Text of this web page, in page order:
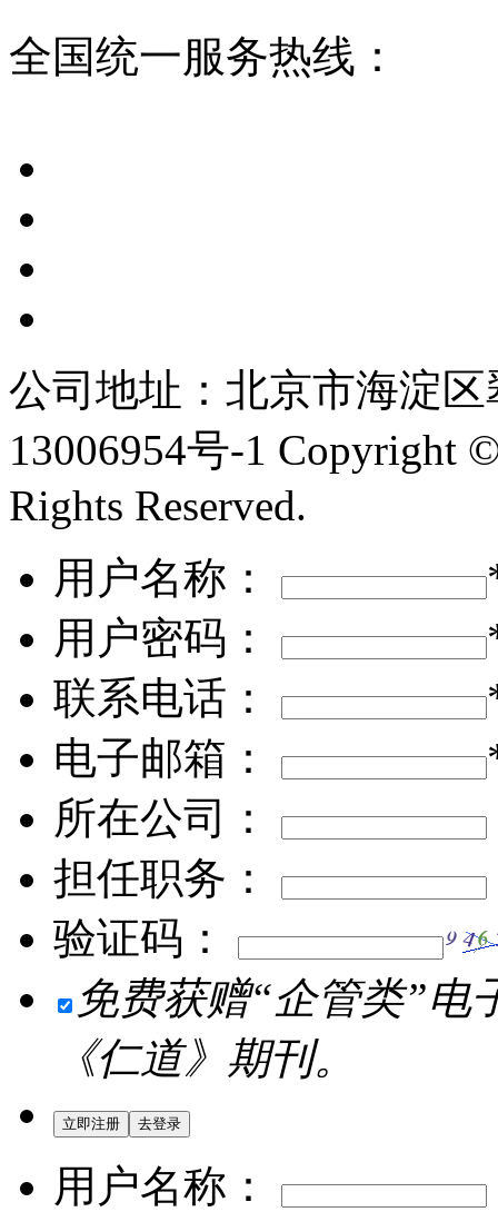
全国统一服务热线：
公司地址：北京市海淀
13006954号-1 Copyright
Rights Reserved.
用户名称：
用户密码：
联系电话：
电子邮箱：
所在公司：
担任职务：
验证码：
免费获赠“企管类”
《仁道》期刊。
用户名称：